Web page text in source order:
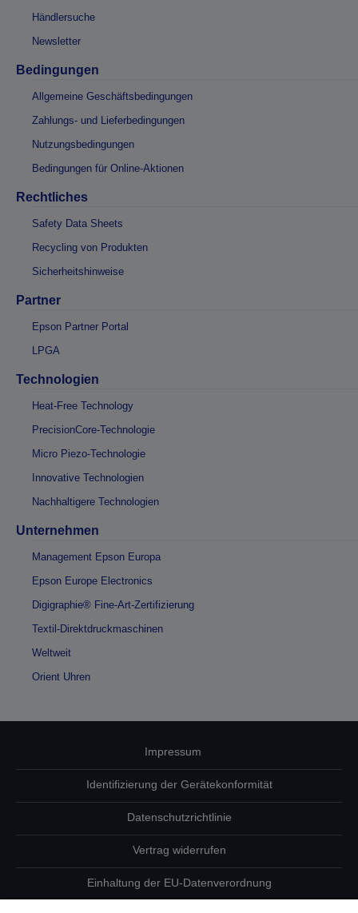
Händlersuche
Newsletter
Bedingungen
Allgemeine Geschäftsbedingungen
Zahlungs- und Lieferbedingungen
Nutzungsbedingungen
Bedingungen für Online-Aktionen
Rechtliches
Safety Data Sheets
Recycling von Produkten
Sicherheitshinweise
Partner
Epson Partner Portal
LPGA
Technologien
Heat-Free Technology
PrecisionCore-Technologie
Micro Piezo-Technologie
Innovative Technologien
Nachhaltigere Technologien
Unternehmen
Management Epson Europa
Epson Europe Electronics
Digigraphie® Fine-Art-Zertifizierung
Textil-Direktdruckmaschinen
Weltweit
Orient Uhren
Impressum
Identifizierung der Gerätekonformität
Datenschutzrichtlinie
Vertrag widerrufen
Einhaltung der EU-Datenverordnung